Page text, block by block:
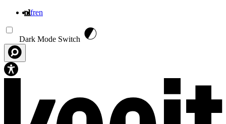
nlfren
Dark Mode Switch